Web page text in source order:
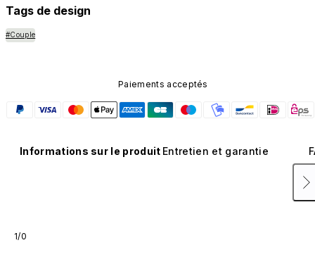
Tags de design
#Couple
Paiements acceptés
Informations sur le produit Entretien et garantie
1/0